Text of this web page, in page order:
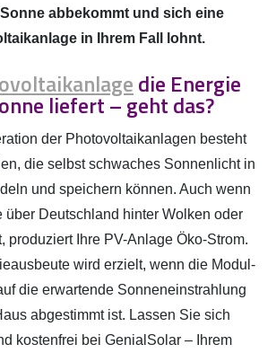
abbekommt und sich eine
in Ihrem Fall lohnt.
die Energie
liefert – geht das?
der Photovoltaikanlagen besteht
die selbst schwaches Sonnenlicht in
und speichern können. Auch wenn
über Deutschland hinter Wolken oder
produziert Ihre PV-Anlage Öko-Strom.
wird erzielt, wenn die Modul-
die erwartende Sonneneinstrahlung
abgestimmt ist. Lassen Sie sich
kostenfrei bei GenialSolar – Ihrem